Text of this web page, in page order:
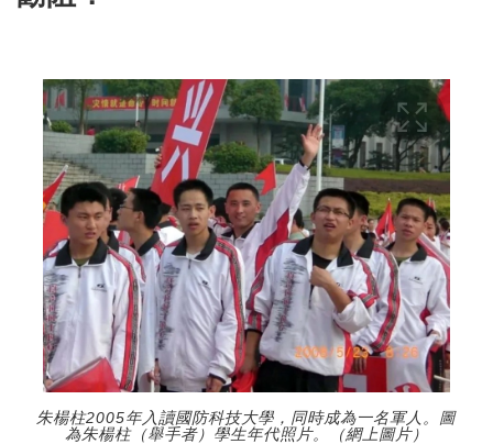
朱楊柱2005年入讀國防科技大學，同時成為一名軍人。圖
為朱楊柱（舉手者）學生年代照片。（網上圖片）